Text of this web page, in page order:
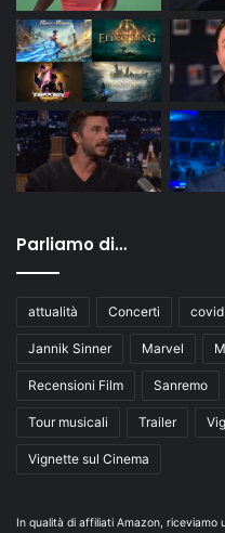
Parliamo di…
attualità Concerti covid
Jannik Sinner Marvel
Recensioni Film Sanremo
Tour musicali Trailer
Vignette sul Cinema
In qualità di affiliati Amazon,